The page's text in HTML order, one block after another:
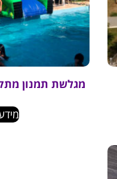
מגלשת תמנון